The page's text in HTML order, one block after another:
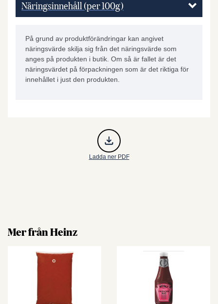
Näringsinnehåll (per 100g)
På grund av produktförändringar kan angivet
näringsvärde skilja sig från det näringsvärde som
anges på produkten i butik. Om så är fallet är det
näringsvärdet på förpackningen som är det riktiga för
innehållet i just den produkten.
Ladda ner PDF
Mer från Heinz